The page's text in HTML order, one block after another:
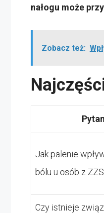
nałogu może
Zobacz też:
Jak palenie
bólu u osób z
Czy istnieje